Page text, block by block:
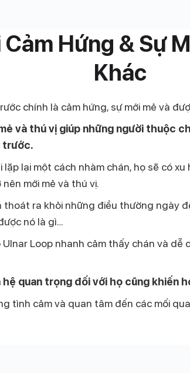
Hứng & Sự
Khác
chính là cảm hứng, sự mới mẻ và
và thú vị giúp những người thuộc
trước.
lại một cách nhàm chán, họ sẽ có xu
mới mẻ và thú vị.
thoát ra khỏi những điều thường ngày
nó là gì…
Loop nhanh cảm thấy chán và dễ
quan trọng đối với họ cũng khiến
tình cảm và quan tâm đến các mối